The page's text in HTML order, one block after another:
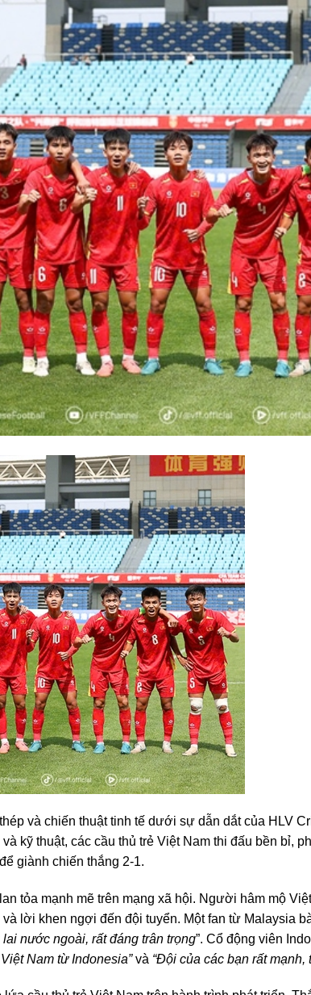
và chiến thuật tinh tế dưới sự dẫn dắt của HLV
kỹ thuật, các cầu thủ trẻ Việt Nam thi đấu bền bỉ,
giành chiến thắng 2-1.
tỏa mạnh mẽ trên mạng xã hội. Người hâm mộ
lời khen ngợi đến đội tuyển. Một fan từ Malaysia
nước ngoài, rất đáng trân trọng”. Cổ động viên
Nam từ Indonesia”và “Đội của các bạn rất mạnh,